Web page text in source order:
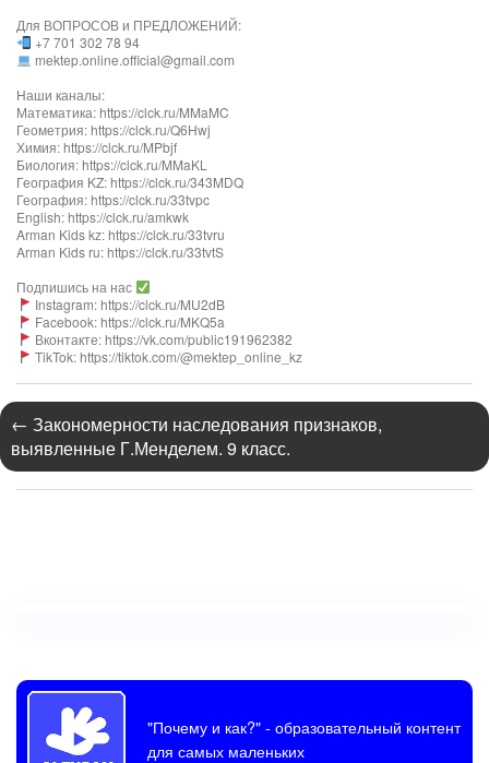
Для ВОПРОСОВ и ПРЕДЛОЖЕНИЙ:
+7 701 302 78 94
mektep.online.official@gmail.com
Наши каналы:
Математика: https://clck.ru/MMaMC
Геометрия: https://clck.ru/Q6Hwj
Химия: https://clck.ru/MPbjf​
Биология: https://clck.ru/MMaKL​​​​​​
География KZ: https://clck.ru/343MDQ
География: https://clck.ru/33tvpc
English: https://clck.ru/amkwk
Arman Kids kz: https://clck.ru/33tvru
Arman Kids ru: https://clck.ru/33tvtS
Подпишись на нас
Instagram: https://clck.ru/MU2dB
Facebook: https://clck.ru/MKQ5a
Вконтакте: https://vk.com/public191962382
TikTok: https://tiktok.com/@mektep_online_kz
← Закономерности наследования признаков,
выявленные Г.Менделем. 9 класс.
"Почему и как?"- образовательный контент
для самых маленьких